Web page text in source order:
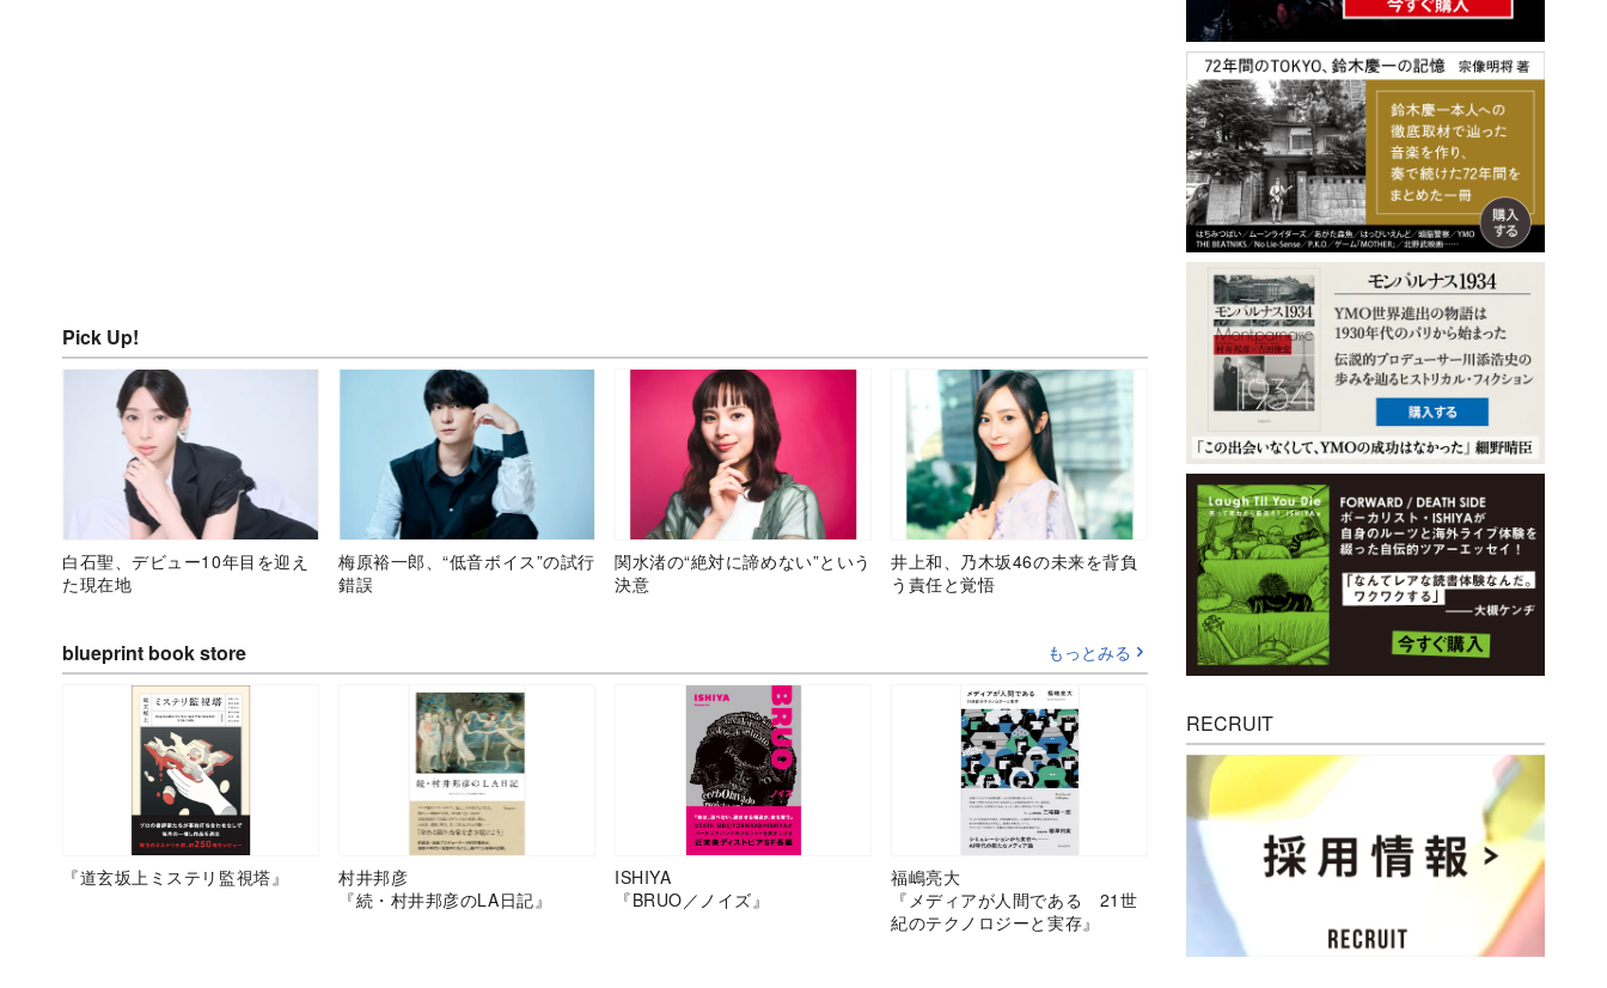
Pick Up!
白石聖、デビュー10年目を迎え
た現在地
梅原裕一郎、“低音ボイス”の試行
錯誤
関水渚の“絶対に諦めない”という
決意
井上和、乃木坂46の未来を背負
う責任と覚悟
blueprint book store もっとみる
『道玄坂上ミステリ監視塔』
村井邦彦
『続・村井邦彦のLA日記』
ISHIYA
『BRUO／ノイズ』
福嶋亮大
『メディアが人間である 21世
紀のテクノロジーと実存』
RECRUIT